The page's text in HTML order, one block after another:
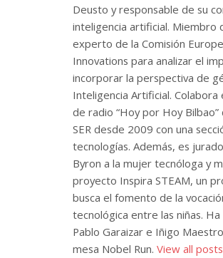
Deusto y responsable de su
inteligencia artificial. Miembro
experto de la Comisión
Innovations para analizar el
incorporar la perspectiva de
Inteligencia Artificial.
de radio “Hoy por Hoy Bilbao”
SER desde 2009 con una
tecnologías. Además, es
Byron a la mujer tecnóloga y
proyecto Inspira STEAM, un
busca el fomento de la
tecnológica entre las niñas.
Pablo Garaizar e Iñigo
mesa Nobel Run. View all